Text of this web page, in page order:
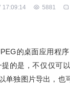
17:09:14 5881
的桌面应用程
的是，不仅仅可
单独图片导出，也